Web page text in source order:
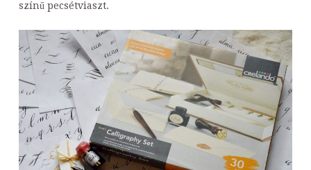
színű pecsétviaszt.